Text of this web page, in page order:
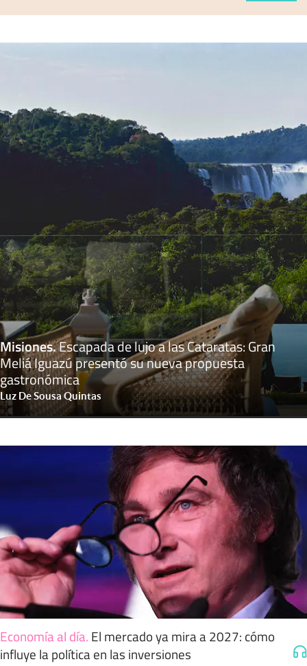
Misiones.Escapada de lujo a las Cataratas: Gran
Meliá Iguazú presentó su nueva propuesta
gastronómica
Luz De Sousa Quintas
Economía al día. El mercado ya mira a 2027: cómo
influye la política en las inversiones